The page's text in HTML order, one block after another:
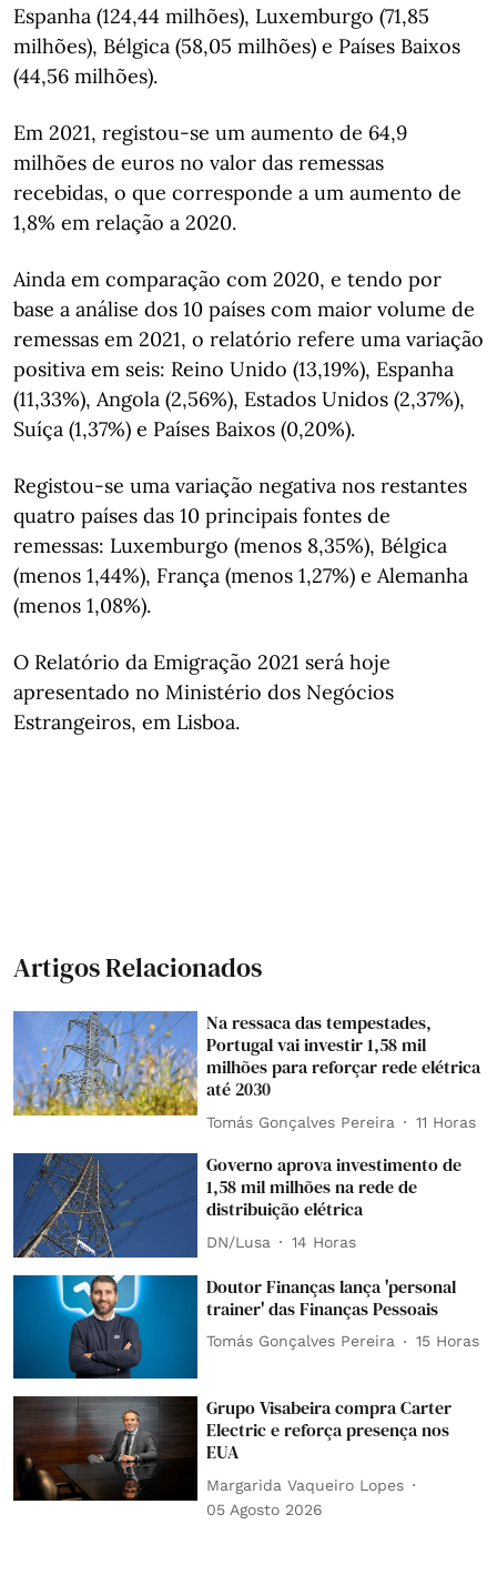
Espanha (124,44 milhões), Luxemburgo (71,85
milhões), Bélgica (58,05 milhões) e Países Baixos
(44,56 milhões).
Em 2021, registou-se um aumento de 64,9
milhões de euros no valor das remessas
recebidas, o que corresponde a um aumento de
1,8% em relação a 2020.
Ainda em comparação com 2020, e tendo por
base a análise dos 10 países com maior volume de
remessas em 2021, o relatório refere uma variação
positiva em seis: Reino Unido (13,19%), Espanha
(11,33%), Angola (2,56%), Estados Unidos (2,37%),
Suíça (1,37%) e Países Baixos (0,20%).
Registou-se uma variação negativa nos restantes
quatro países das 10 principais fontes de
remessas: Luxemburgo (menos 8,35%), Bélgica
(menos 1,44%), França (menos 1,27%) e Alemanha
(menos 1,08%).
O Relatório da Emigração 2021 será hoje
apresentado no Ministério dos Negócios
Estrangeiros, em Lisboa.
Artigos Relacionados
Na ressaca das tempestades,
Portugal vai investir 1,58 mil
milhões para reforçar rede elétrica
até 2030
Tomás Gonçalves Pereira 11 Horas
Governo aprova investimento de
1,58 mil milhões na rede de
distribuição elétrica
DN/Lusa 14 Horas
Doutor Finanças lança 'personal
trainer' das Finanças Pessoais
Tomás Gonçalves Pereira 15 Horas
Grupo Visabeira compra Carter
Electric e reforça presença nos
EUA
Margarida Vaqueiro Lopes
05 Agosto 2026